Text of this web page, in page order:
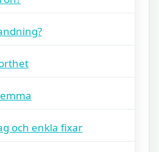
och enkla fixar